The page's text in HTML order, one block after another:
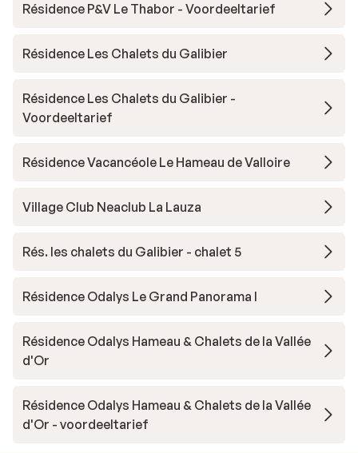
Résidence P&V Le Thabor - Voordeeltarief
Résidence Les Chalets du Galibier
Résidence Les Chalets du Galibier -
Voordeeltarief
Résidence Vacancéole Le Hameau de Valloire
Village Club Neaclub La Lauza
Rés. les chalets du Galibier - chalet 5
Résidence Odalys Le Grand Panorama I
Résidence Odalys Hameau & Chalets de la Vallée
d'Or
Résidence Odalys Hameau & Chalets de la Vallée
d'Or - voordeeltarief